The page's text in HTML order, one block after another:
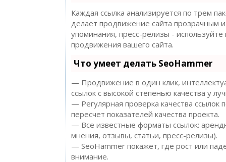
Каждая ссылка анализируется по трем
делает продвижение сайта прозрачным
упоминания, пресс-релизы -
продвижения вашего сайта.
Что умеет делать SeoHammer
— Продвижение в один клик,
ссылок с высокой степенью качества у
— Регулярная проверка качества
пересчет показателей качества проекта.
— Все известные форматы ссылок:
мнения, отзывы, статьи, пресс-релизы).
— SeoHammer покажет, где рост или
внимание.